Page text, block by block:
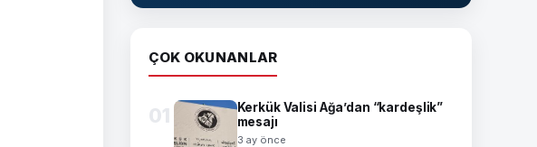
ÇOK OKUNANLAR
01
Kerkük Valisi Ağa’dan “kardeşlik”
mesajı
3 ay önce